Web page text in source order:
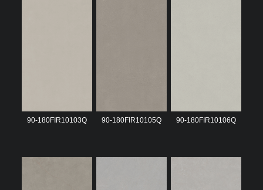
90-180FIR10103Q 90-180FIR10105Q 90-180FIR10106Q